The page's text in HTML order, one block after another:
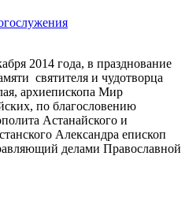
2014 года, в празднование
святителя и чудотворца
архиепископа Мир
по благословению
Астанайского и
Александра епископ
делами Православной